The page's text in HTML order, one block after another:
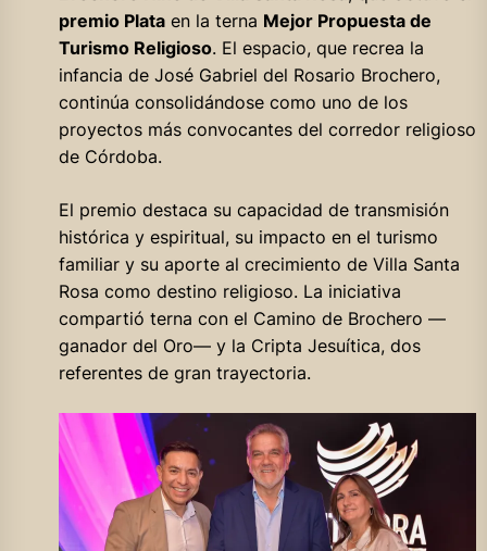
premio Plataen la terna Mejor Propuesta de
Turismo Religioso. El espacio, que recrea la
infancia de José Gabriel del Rosario Brochero,
continúa consolidándose como uno de los
proyectos más convocantes del corredor religioso
de Córdoba.
El premio destaca su capacidad de transmisión
histórica y espiritual, su impacto en el turismo
familiar y su aporte al crecimiento de Villa Santa
Rosa como destino religioso. La iniciativa
compartió terna con el Camino de Brochero —
ganador del Oro— y la Cripta Jesuítica, dos
referentes de gran trayectoria.